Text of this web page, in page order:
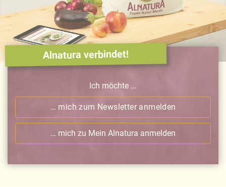
Alnatura verbindet!
Ich möchte ...
… mich zum Newsletter anmelden
… mich zu Mein Alnatura anmelden